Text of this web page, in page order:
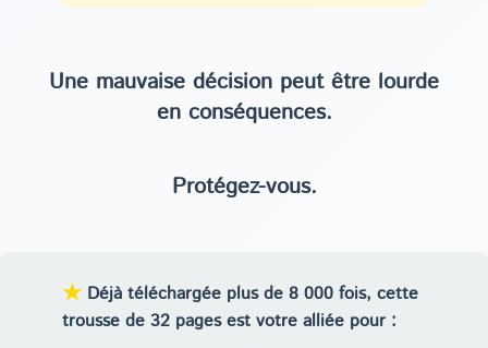
Une mauvaise décision peut être lourde
en conséquences.
Protégez-vous.
★ Déjà téléchargée plus de 8 000 fois, cette
trousse de 32 pages est votre alliée pour :